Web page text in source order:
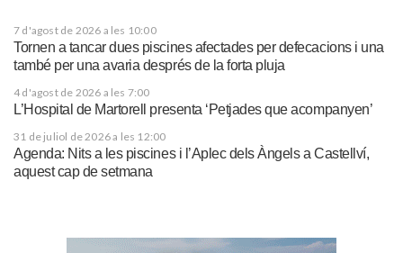
7 d'agost de 2026 a les 10:00
Tornen a tancar dues piscines afectades per defecacions i una
també per una avaria després de la forta pluja
4 d'agost de 2026 a les 7:00
L’Hospital de Martorell presenta ‘Petjades que acompanyen’
31 de juliol de 2026 a les 12:00
Agenda: Nits a les piscines i l’Aplec dels Àngels a Castellví,
aquest cap de setmana